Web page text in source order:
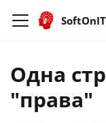
SoftOnIT
Одна
"права"